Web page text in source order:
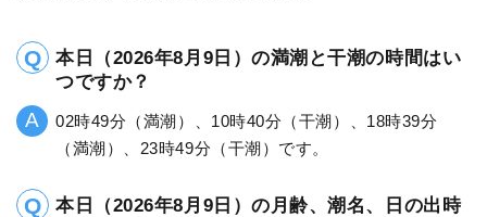
本日（2026年8月9日）の満潮と干潮の時間はい
つですか？
02時49分（満潮）、10時40分（干潮）、18時39分
（満潮）、23時49分（干潮）です。
本日（2026年8月9日）の月齢、潮名、日の出時